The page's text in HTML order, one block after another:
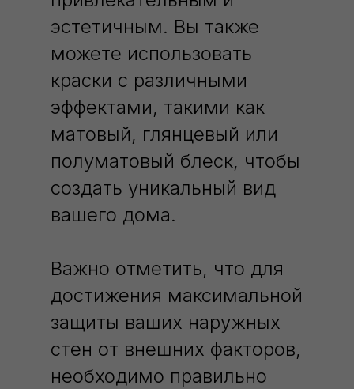
эстетичным. Вы также
можете использовать
краски с различными
эффектами, такими как
матовый, глянцевый или
полуматовый блеск, чтобы
создать уникальный вид
вашего дома.
Важно отметить, что для
достижения максимальной
защиты ваших наружных
стен от внешних факторов,
необходимо правильно